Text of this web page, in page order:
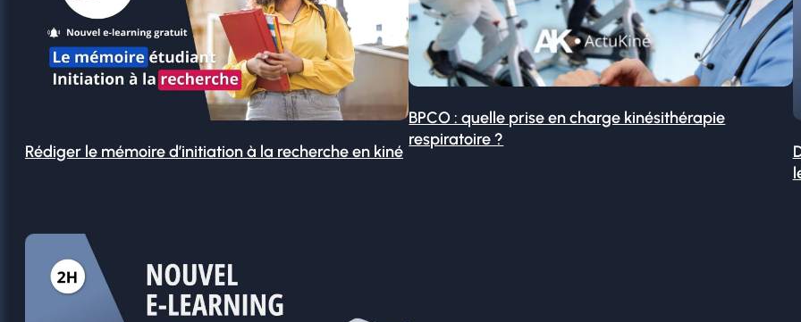
Rédiger le mémoire d’initiation à la recherche en kiné
BPCO : quelle prise en charge kinésithérapie
respiratoire ?